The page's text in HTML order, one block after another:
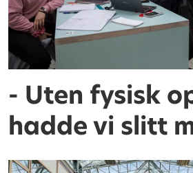
- Uten fysisk
hadde vi slitt